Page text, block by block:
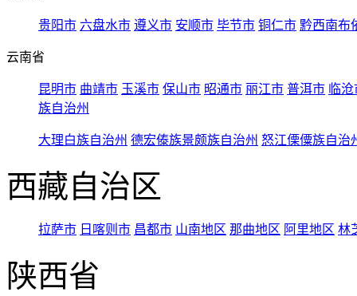
贵阳市 六盘水市 遵义市 安顺市 毕节市 铜仁市 黔西南布
云南省
昆明市 曲靖市 玉溪市 保山市 昭通市 丽江市 普洱市 临
族自治州
大理白族自治州 德宏傣族景颇族自治州 怒江傈僳族自治
西藏自治区
拉萨市 日喀则市 昌都市 山南地区 那曲地区 阿里地区 林
陕西省